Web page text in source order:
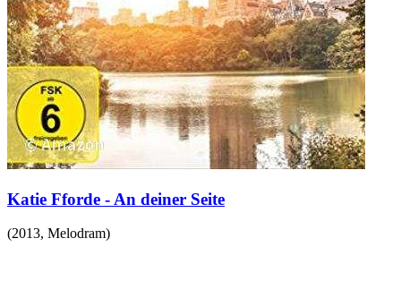
Katie Fforde - An deiner Seite
(2013, Melodram)